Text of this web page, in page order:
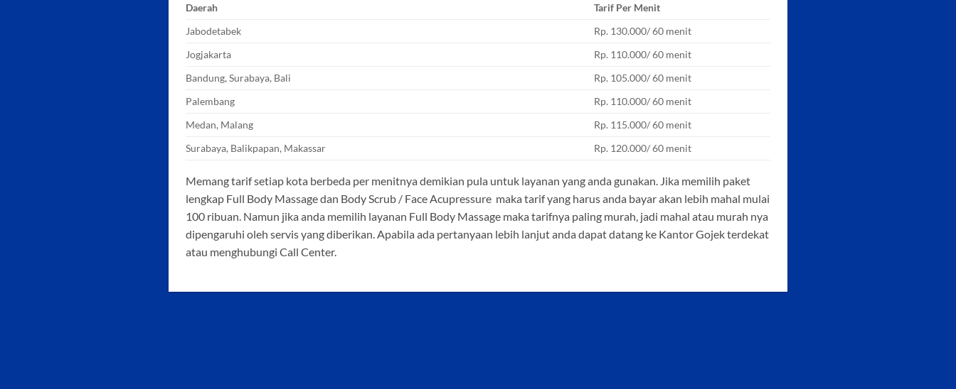
Daerah
Tarif Per Menit
Jabodetabek
Rp. 130.000/ 60 menit
Jogjakarta
Rp. 110.000/ 60 menit
Bandung, Surabaya, Bali
Rp. 105.000/ 60 menit
Palembang
Rp. 110.000/ 60 menit
Medan, Malang
Rp. 115.000/ 60 menit
Surabaya, Balikpapan, Makassar
Rp. 120.000/ 60 menit
Memang tarif setiap kota berbeda per menitnya demikian pula untuk layanan yang anda gunakan. Jika memilih paket
lengkap Full Body Massage dan Body Scrub / Face Acupressure maka tarif yang harus anda bayar akan lebih mahal mulai
100 ribuan. Namun jika anda memilih layanan Full Body Massage maka tarifnya paling murah, jadi mahal atau murah nya
dipengaruhi oleh servis yang diberikan. Apabila ada pertanyaan lebih lanjut anda dapat datang ke Kantor Gojek terdekat
atau menghubungi Call Center.